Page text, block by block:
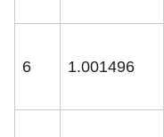
6 1.001496